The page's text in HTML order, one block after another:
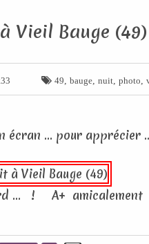
Vieil Bauge (49)
 49 bauge nuit photo
écran ... pour apprécier
... ! A+ amicalement